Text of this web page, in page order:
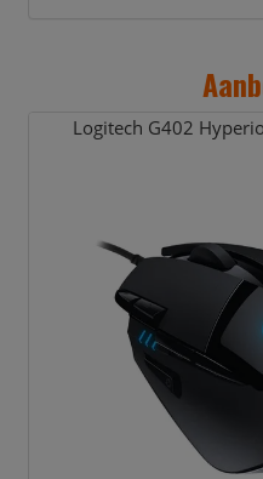
Logitech G402